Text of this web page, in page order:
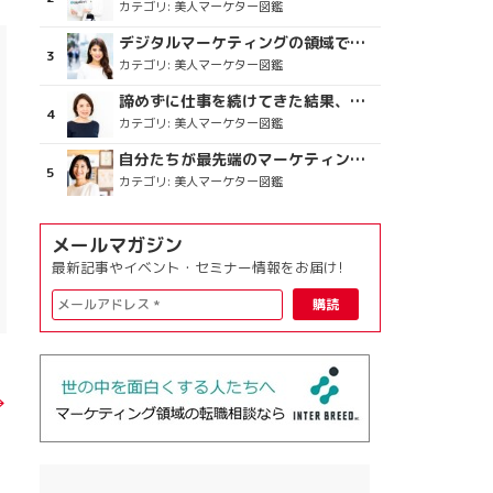
カテゴリ: 美人マーケター図鑑
デジタルマーケティングの領域で、海外というステージに
カテゴリ: 美人マーケター図鑑
諦めずに仕事を続けてきた結果、楽しめている今がある
カテゴリ: 美人マーケター図鑑
自分たちが最先端のマーケティングを目指す
カテゴリ: 美人マーケター図鑑
メールマガジン
最新記事やイベント・セミナー情報をお届け!